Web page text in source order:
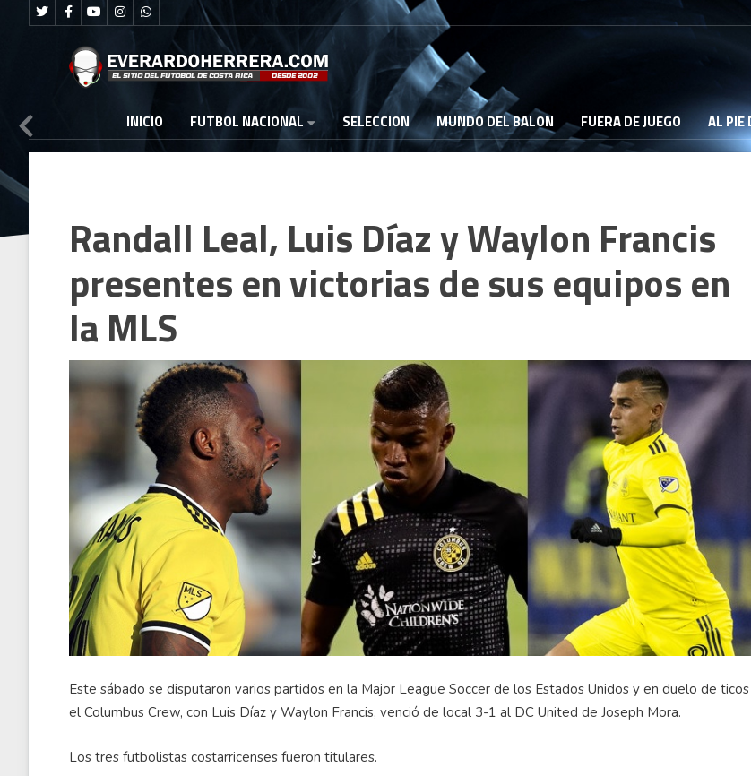
INICIO FUTBOL NACIONAL SELECCION MUNDO DEL BALON FUERA DE JUEGO AL PIE
Randall Leal, Luis Díaz y Waylon Francis
presentes en victorias de sus equipos en
la MLS
Este sábado se disputaron varios partidos en la Major League Soccer de los Estados Unidos y en duelo de ticos
el Columbus Crew, con Luis Díaz y Waylon Francis, venció de local 3-1 al DC United de Joseph Mora.
Los tres futbolistas costarricenses fueron titulares.